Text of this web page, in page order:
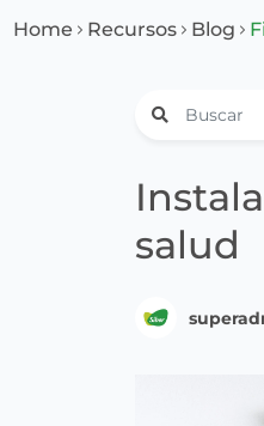
Home Recursos Blog
salud